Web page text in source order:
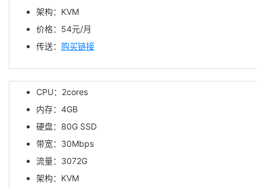
架构：KVM
价格：54元/月
传送： 购买链接
CPU：2cores
内存：4GB
硬盘：80G SSD
带宽：30Mbps
流量：3072G
架构：KVM